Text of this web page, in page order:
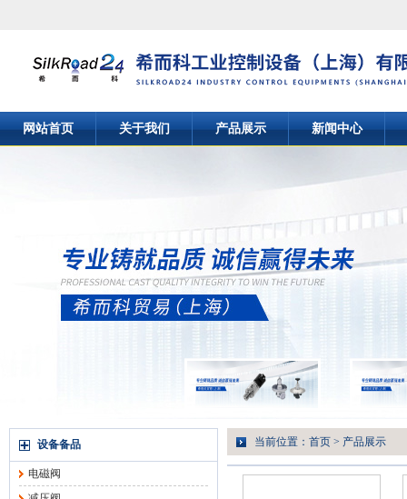
网站首页 关于我们 产品展示 新闻中心
设备备品
电磁阀
当前位置： 首页 > 产品展示